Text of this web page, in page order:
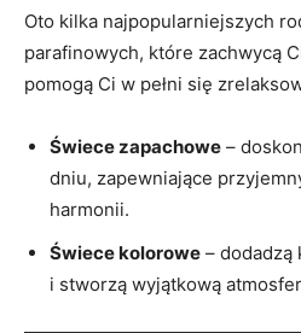
Oto kilka najpopularniejszych
parafinowych, które‍ zachwycą
pomogą Ci w pełni się
Świece zapachowe –
dniu, zapewniające
harmonii.
Świece kolorowe – dodadzą
‍i stworzą wyjątkową